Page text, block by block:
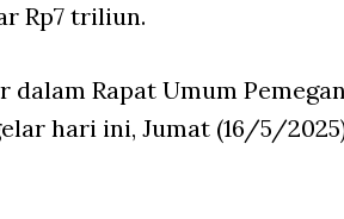
Rp7 triliun.
Rapat Umum
hari ini, Jumat (16/5/